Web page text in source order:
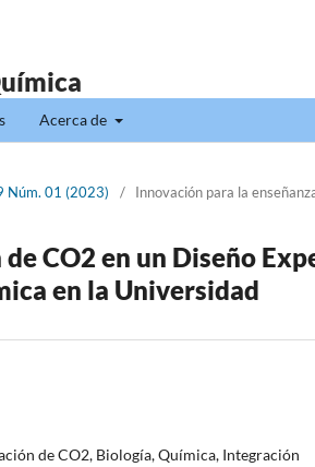
Acerca de
Núm. 01 (2023) / Innovación para la
CO2 en un Diseño
en la Universidad
de CO2, Biología, Química, Integración